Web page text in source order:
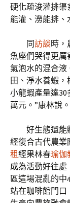
硬化疏浚灌排渠
能灌、澇能排、
同訪談時，
魚座們哭得更
氣泡水的混合液
田、淨水養蝦，
小龍蝦產量達30
萬元。”康林說。
好生態還能
經復合古代農業
租經果林春瑜伽
成為活動好往處
區這場混亂的中
站在咖啡館門